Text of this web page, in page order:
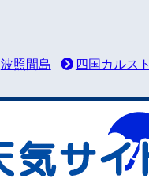
波照間島 四国カルスト